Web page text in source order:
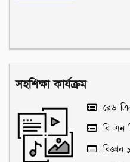
সহশিক্ষা কার্যক্রম
রেড
বি এন
বিজ্ঞান